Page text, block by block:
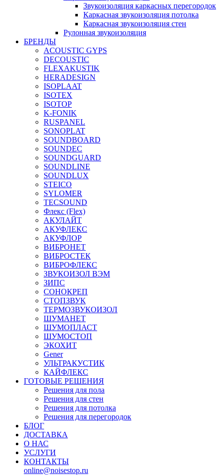
Звукоизоляция каркасных перегородок
Каркасная звукоизоляция потолка
Каркасная звукоизоляция стен
Рулонная звукоизоляция
БРЕНДЫ
ACOUSTIC GYPS
DECOUSTIC
FLEXAKUSTIK
HERADESIGN
ISOPLAAT
ISOTEX
ISOTOP
K-FONIK
RUSPANEL
SONOPLAT
SOUNDBOARD
SOUNDEC
SOUNDGUARD
SOUNDLINE
SOUNDLUX
STEICO
SYLOMER
TECSOUND
Флекс (Flex)
АКУЛАЙТ
АКУФЛЕКС
АКУФЛОР
ВИБРОНЕТ
ВИБРОСТЕК
ВИБРОФЛЕКС
ЗВУКОИЗОЛ ВЭМ
ЗИПС
СОНОКРЕП
СТОПЗВУК
ТЕРМОЗВУКОИЗОЛ
ШУМАНЕТ
ШУМОПЛАСТ
ШУМОСТОП
ЭКОХИТ
Gener
УЛЬТРАКУСТИК
КАЙФЛЕКС
ГОТОВЫЕ РЕШЕНИЯ
Решения для пола
Решения для стен
Решения для потолка
Решения для перегородок
БЛОГ
ДОСТАВКА
О НАС
УСЛУГИ
КОНТАКТЫ
online@noisestop.ru